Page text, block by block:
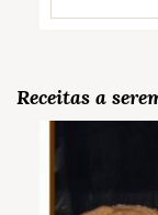
Receitas a